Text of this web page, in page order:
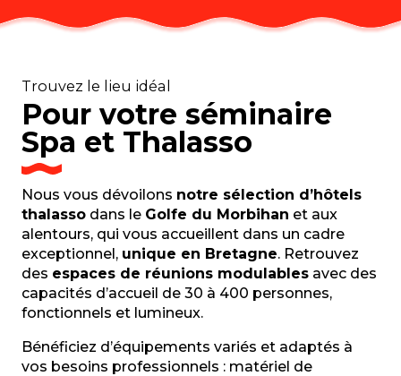
Castel Clara Thalasso & Spa 4*
Hôtel Best Western Plus Les Rives du Ter
LE GALET Hôtel & Spa
Best Western Plus Le Roi Arthur Hôtel Golf & Spa 4*
Sofitel Quiberon Thalassa Sea & Spa 5*
Domaine de Locguénolé & Spa
Hôtel Celtique & Spa
Hôtel et spa Le Maury
Keravel Affaires
La Maison Obono
Trouvez le lieu idéal
Pour votre séminaire
Spa et Thalasso
Nous vous dévoilons notre sélection d’hôtels
thalasso dans le Golfe du Morbihan et aux
alentours, qui vous accueillent dans un cadre
exceptionnel, unique en Bretagne. Retrouvez
des espaces de réunions modulables avec des
capacités d’accueil de 30 à 400 personnes,
fonctionnels et lumineux.
Bénéficiez d’équipements variés et adaptés à
vos besoins professionnels : matériel de